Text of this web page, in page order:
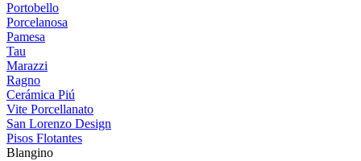
Portobello
Porcelanosa
Pamesa
Tau
Marazzi
Ragno
Cerámica Piú
Vite Porcellanato
San Lorenzo Design
Pisos Flotantes
Blangino